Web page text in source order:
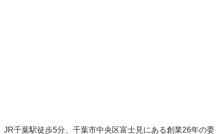
JR千葉駅徒歩5分、千葉市中央区富士見にある創業26年の委